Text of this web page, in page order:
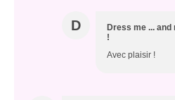
D
Dress me ... and
!
Avec plaisir !